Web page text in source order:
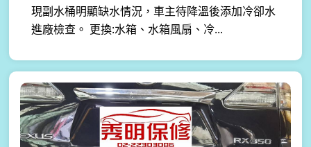
現副水桶明顯缺水情況，車主待降溫後添加冷卻水
進廠檢查。 更換:水箱、水箱風扇、冷...